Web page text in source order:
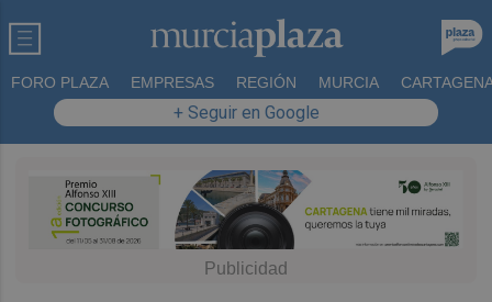
FORO PLAZA EMPRESAS REGIÓN MURCIA
+ Seguir en Google